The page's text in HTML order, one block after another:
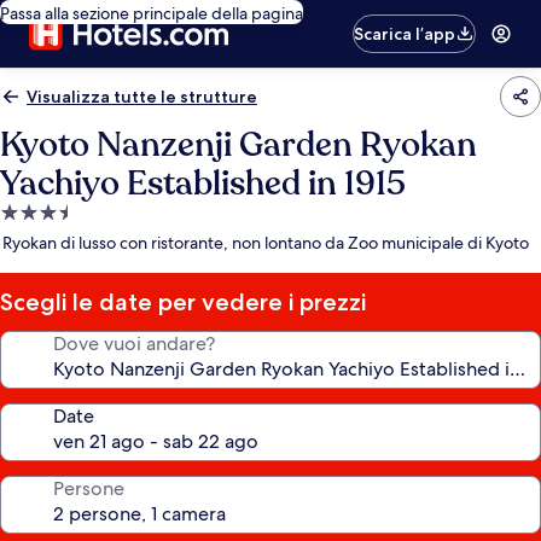
Passa alla sezione principale della pagina
Scarica l’app
Visualizza tutte le strutture
Kyoto Nanzenji Garden Ryokan
Yachiyo Established in 1915
Struttura
a
stelle
Ryokan di lusso con ristorante, non lontano da Zoo municipale di Kyoto
Scegli le date per vedere i prezzi
Dove vuoi andare?
Date
Persone